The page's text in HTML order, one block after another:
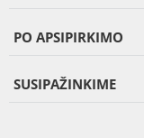
PO APSIPIRKIMO
SUSIPAŽINKIME